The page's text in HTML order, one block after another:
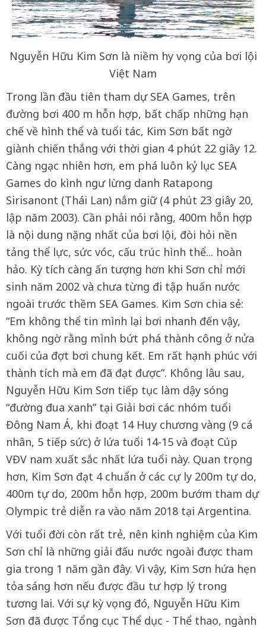
Nguyễn Hữu Kim Sơn là niềm hy vọng của bơi lội
Việt Nam
Trong lần đầu tiên tham dự SEA Games, trên
đường bơi 400 m hỗn hợp, bất chấp những hạn
chế về hình thể và tuổi tác, Kim Sơn bất ngờ
giành chiến thắng với thời gian 4 phút 22 giây 12.
Càng ngạc nhiên hơn, em phá luôn kỷ lục SEA
Games do kình ngư lừng danh Ratapong
Sirisanont (Thái Lan) nắm giữ (4 phút 23 giây 20,
lập năm 2003). Cần phải nói rằng, 400m hỗn hợp
là nội dung nặng nhất của bơi lội, đòi hỏi nền
tảng thể lực, sức vóc, cấu trúc hình thể... hoàn
hảo. Kỳ tích càng ấn tượng hơn khi Sơn chỉ mới
sinh năm 2002 và chưa từng đi tập huấn nước
ngoài trước thềm SEA Games. Kim Sơn chia sẻ:
“Em không thể tin mình lại bơi nhanh đến vậy,
không ngờ rằng mình bứt phá thành công ở nửa
cuối của đợt bơi chung kết. Em rất hạnh phúc với
thành tích mà em đã đạt được”. Không lâu sau,
Nguyễn Hữu Kim Sơn tiếp tục làm dậy sóng
“đường đua xanh” tại Giải bơi các nhóm tuổi
Đông Nam Á, khi đoạt 14 Huy chương vàng (9 cá
nhân, 5 tiếp sức) ở lứa tuổi 14-15 và đoạt Cúp
VĐV nam xuất sắc nhất lứa tuổi này. Quan trọng
hơn, Kim Sơn đạt 4 chuẩn ở các cự ly 200m tự do,
400m tự do, 200m hỗn hợp, 200m bướm tham dự
Olympic trẻ diễn ra vào năm 2018 tại Argentina.
Với tuổi đời còn rất trẻ, nên kinh nghiệm của Kim
Sơn chỉ là những giải đấu nước ngoài được tham
gia trong 1 năm gần đây. Vì vậy, Kim Sơn hứa hẹn
tỏa sáng hơn nếu được đầu tư hợp lý trong
tương lai. Với sự kỳ vọng đó, Nguyễn Hữu Kim
Sơn đã được Tổng cục Thể dục - Thể thao, ngành